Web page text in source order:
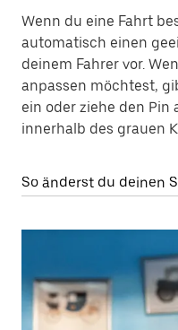
Wenn du eine Fahrt
automatisch einen
deinem Fahrer vor.
anpassen möchtest,
ein oder ziehe den Pin
innerhalb des grauen
So änderst du deinen